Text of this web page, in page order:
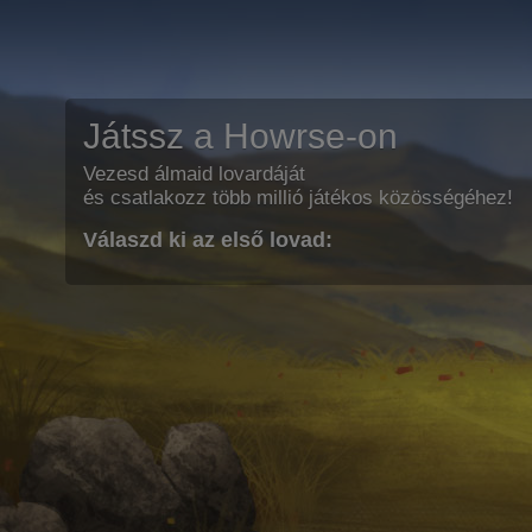
Játssz a Howrse-on
Vezesd álmaid lovardáját
és csatlakozz több millió játékos közösségéhez!
Válaszd ki az első lovad: